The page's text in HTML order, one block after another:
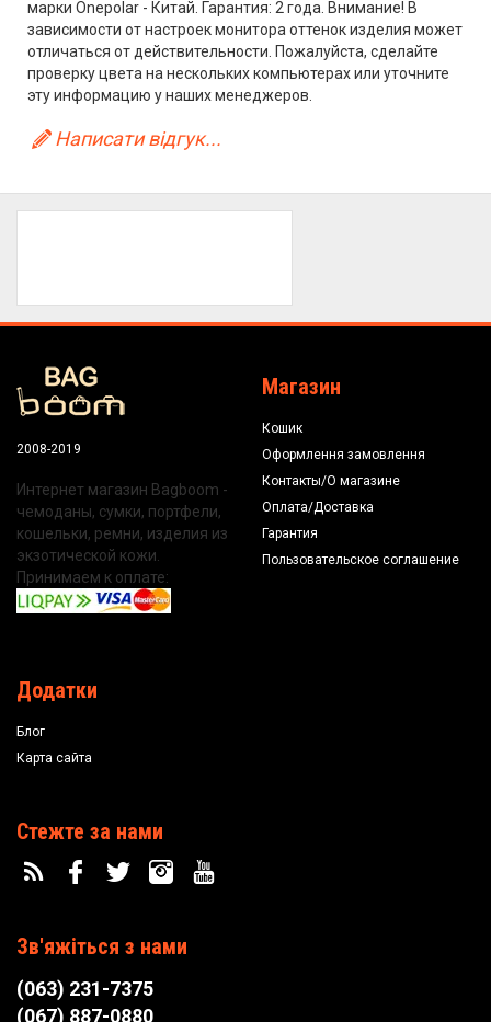
марки Onepolar - Китай. Гарантия: 2 года. Внимание! В
зависимости от настроек монитора оттенок изделия может
отличаться от действительности. Пожалуйста, сделайте
проверку цвета на нескольких компьютерах или уточните
эту информацию у наших менеджеров.
Написати відгук...
2008-2019
Интернет магазин Bagboom -
чемоданы, сумки, портфели,
кошельки, ремни, изделия из
экзотической кожи.
Принимаем к оплате:
Магазин
Кошик
Оформлення замовлення
Контакты/О магазине
Оплата/Доставка
Гарантия
Пользовательское соглашение
Додатки
Блог
Карта сайта
Стежте за нами
Зв'яжіться з нами
(063) 231-7375
(067) 887-0880